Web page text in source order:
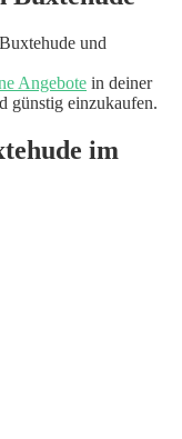
und
Angebote in deiner
günstig einzukaufen.
im